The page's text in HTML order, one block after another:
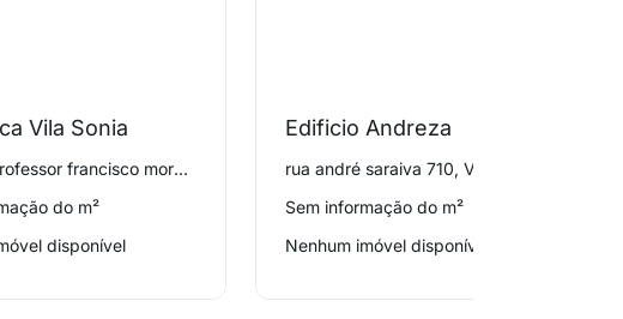
Vila Sonia
avenida professor francisco morato 4923, Vila Sônia
do m²
disponível
Edificio Andreza
rua andré saraiva 710, Vila Sônia
Sem informação do m²
Nenhum imóvel disponível